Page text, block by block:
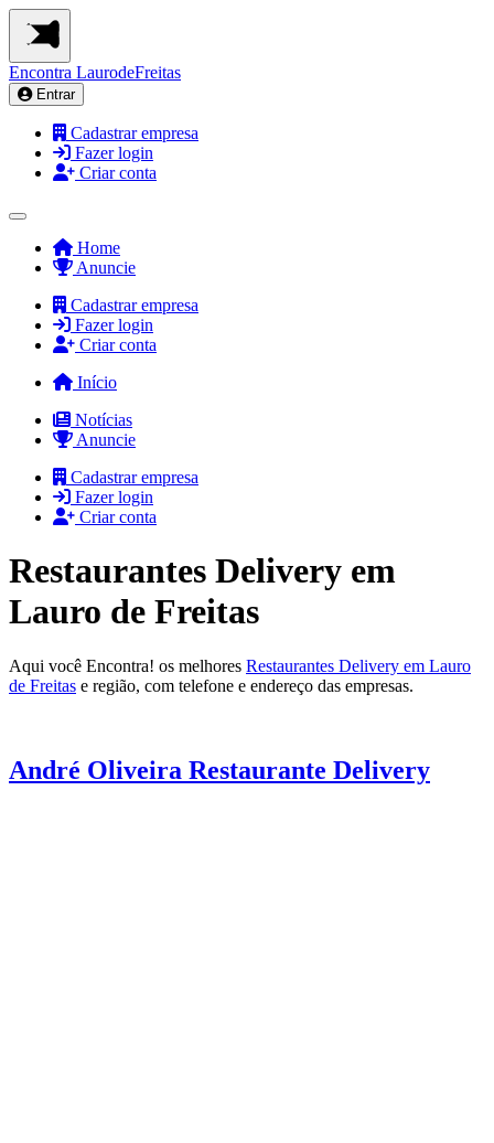
Encontra LaurodeFreitas
Entrar
Cadastrar empresa
Fazer login
Criar conta
Home
Anuncie
Cadastrar empresa
Fazer login
Criar conta
Início
Notícias
Anuncie
Cadastrar empresa
Fazer login
Criar conta
Restaurantes Delivery em
Lauro de Freitas
Aqui você Encontra! os melhores Restaurantes Delivery em Lauro
de Freitas e região, com telefone e endereço das empresas.
André Oliveira Restaurante Delivery